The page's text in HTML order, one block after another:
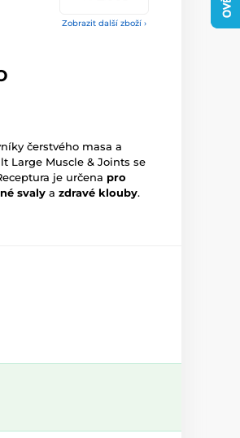
Zobrazit další zboží ›
čerstvého masa a
Large Muscle & Joints se
je určena pro
svaly a zdravé klouby.